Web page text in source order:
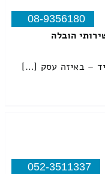
08-9356180
הובלה
– באיזה עסק […]
052-3511337